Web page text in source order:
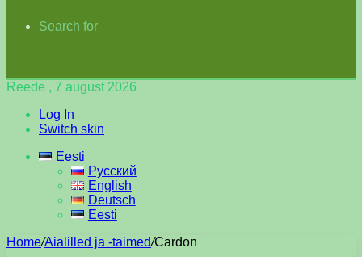
Search for
Reede , 7 august 2026
Log In
Switch skin
Eesti
Русский
English
Deutsch
Eesti
Home/Aialilled ja -taimed/Cardon